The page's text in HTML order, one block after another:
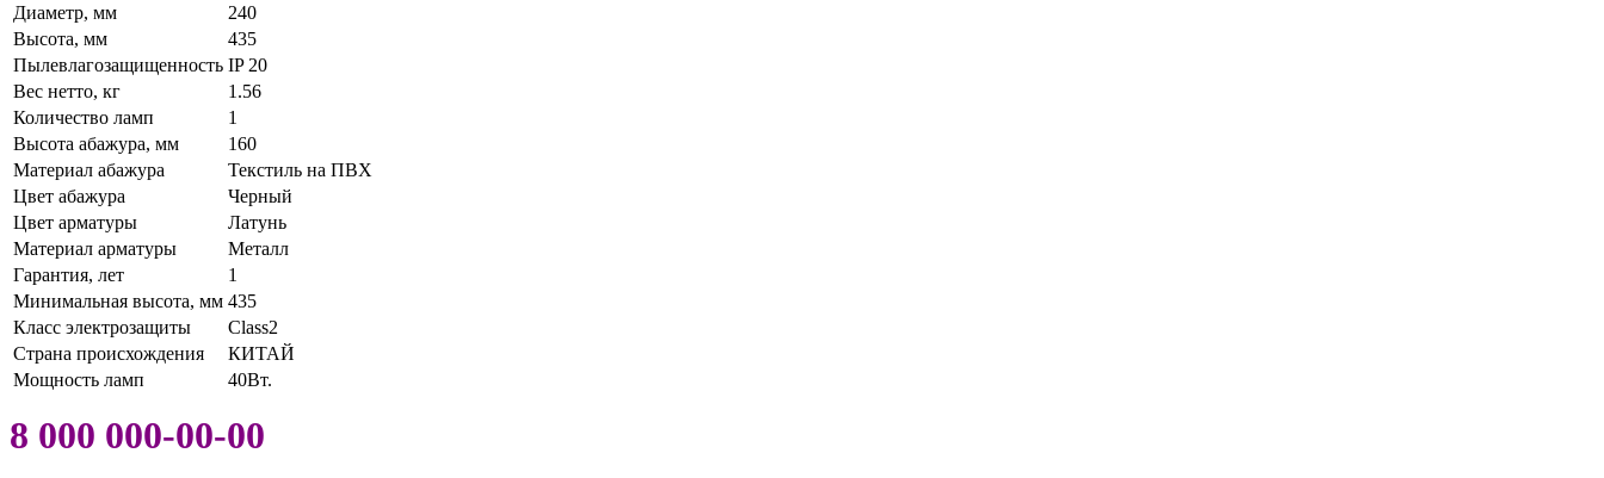
Диаметр, мм
240
Высота, мм
435
Пылевлагозащищенность IP 20
Вес нетто, кг
1.56
Количество ламп
1
Высота абажура, мм
160
Материал абажура
Текстиль на ПВХ
Цвет абажура
Черный
Цвет арматуры
Латунь
Материал арматуры
Металл
Гарантия, лет
1
Минимальная высота, мм 435
Класс электрозащиты
Class2
Страна происхождения
КИТАЙ
Мощность ламп
40Вт.
8 000 000-00-00